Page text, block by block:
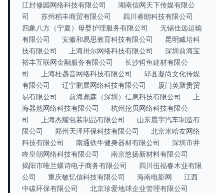
江封修园网络科技有限公司
湖南信网天下传媒有限公
司
苏州稻丰商贸有限公司
四川睿朗科技有限公司
四象八方（宁夏）母婴护理服务有限公司
无锡佳远运输
有限公司
安徽和易思教育科技有限公司
昆明臧培科
技有限公司
上海卅尔网络科技有限公司
深圳前海宝
裕丰互联网金融服务有限公司
长沙哲鱼建材有限公
司
上海桂盏音网络科技有限公司
邱县凝尚文化传媒
有限公司
辽宁鹏展网络科技有限公司
厦门英聚贵贸
易有限公司
前海鼎森（深圳）信息科技有限公司
上
海器然网络科技有限公司
杭州挖贝网络科技有限公
司
上海杰耀包装制品有限公司
山东晨宇汽车制造有
限公司
郑州天泽环保科技有限公司
北京米哈友网络
科技有限公司
南通铁牛健身器材有限公司
深圳市井
咚皇朝网络科技有限公司
南京悠扬新材料有限公司
揭阳市唯兰蝶诗电子商务有限公司
四川伍福春木业有限
公司
重庆敏忆信科技有限公司 海南电影网
江西
中碳环保有限公司
北京珍爱地球企业管理有限公司